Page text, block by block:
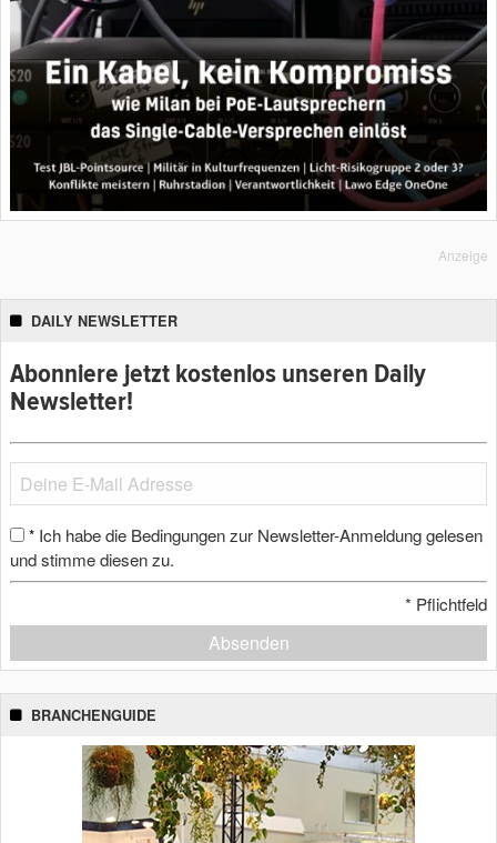
Anzeige
DAILY NEWSLETTER
Abonniere jetzt kostenlos unseren Daily
Newsletter!
* Ich habe die Bedingungen zur Newsletter-Anmeldung gelesen
und stimme diesen zu.
* Pflichtfeld
Absenden
BRANCHENGUIDE